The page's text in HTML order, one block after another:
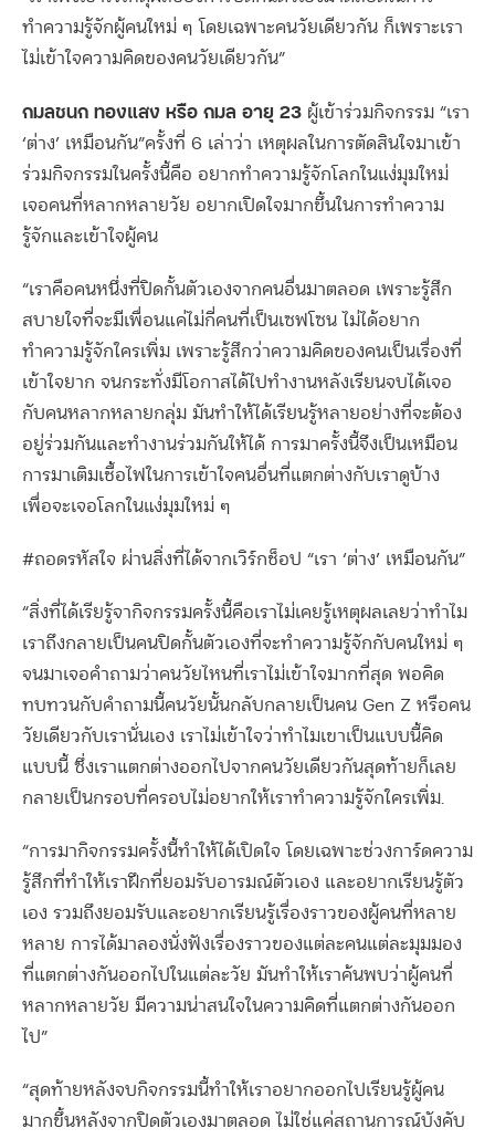
ทำความรู้จักผู้คนใหม่ ๆ โดยเฉพาะคนวัยเดียวกัน ก็เพราะเรา
ไม่เข้าใจความคิดของคนวัยเดียวกัน”
กมลชนก ทองแสง หรือ กมล อายุ 23 ผู้เข้าร่วมกิจกรรม “เรา
‘ต่าง’ เหมือนกัน”ครั้งที่ 6 เล่าว่า เหตุผลในการตัดสินใจมาเข้า
ร่วมกิจกรรมในครั้งนี้คือ อยากทำความรู้จักโลกในแง่มุมใหม่
เจอคนที่หลากหลายวัย อยากเปิดใจมากขึ้นในการทำความ
รู้จักและเข้าใจผู้คน
“เราคือคนหนึ่งที่ปิดกั้นตัวเองจากคนอื่นมาตลอด เพราะรู้สึก
สบายใจที่จะมีเพื่อนแค่ไม่กี่คนที่เป็นเซฟโซน ไม่ได้อยาก
ทำความรู้จักใครเพิ่ม เพราะรู้สึกว่าความคิดของคนเป็นเรื่องที่
เข้าใจยาก จนกระทั่งมีโอกาสได้ไปทำงานหลังเรียนจบได้เจอ
กับคนหลากหลายกลุ่ม มันทำให้ได้เรียนรู้หลายอย่างที่จะต้อง
อยู่ร่วมกันและทำงานร่วมกันให้ได้ การมาครั้งนี้จึงเป็นเหมือน
การมาเติมเชื้อไฟในการเข้าใจคนอื่นที่แตกต่างกับเราดูบ้าง
เพื่อจะเจอโลกในแง่มุมใหม่ ๆ
#ถอดรหัสใจ ผ่านสิ่งที่ได้จากเวิร์กช็อป “เรา ‘ต่าง’ เหมือนกัน”
“สิ่งที่ได้เรียรู้จากิจกรรมครั้งนี้คือเราไม่เคยรู้เหตุผลเลยว่าทำไม
เราถึงกลายเป็นคนปิดกั้นตัวเองที่จะทำความรู้จักกับคนใหม่ ๆ
จนมาเจอคำถามว่าคนวัยไหนที่เราไม่เข้าใจมากที่สุด พอคิด
ทบทวนกับคำถามนี้คนวัยนั้นกลับกลายเป็นคน Gen Z หรือคน
วัยเดียวกับเรานั่นเอง เราไม่เข้าใจว่าทำไมเขาเป็นแบบนี้คิด
แบบนี้ ซึ่งเราแตกต่างออกไปจากคนวัยเดียวกันสุดท้ายก็เลย
กลายเป็นกรอบที่ครอบไม่อยากให้เราทำความรู้จักใครเพิ่ม.
“การมากิจกรรมครั้งนี้ทำให้ได้เปิดใจ โดยเฉพาะช่วงการ์ดความ
รู้สึกที่ทำให้เราฝึกที่ยอมรับอารมณ์ตัวเอง และอยากเรียนรู้ตัว
เอง รวมถึงยอมรับและอยากเรียนรู้เรื่องราวของผู้คนที่หลาย
หลาย การได้มาลองนั่งฟังเรื่องราวของแต่ละคนแต่ละมุมมอง
ที่แตกต่างกันออกไปในแต่ละวัย มันทำให้เราค้นพบว่าผู้คนที่
หลากหลายวัย มีความน่าสนใจในความคิดที่แตกต่างกันออก
ไป”
“สุดท้ายหลังจบกิจกรรมนี้ทำให้เราอยากออกไปเรียนรู้ผู้คน
มากขึ้นหลังจากปิดตัวเองมาตลอด ไม่ใช่แค่สถานการณ์บังคับ